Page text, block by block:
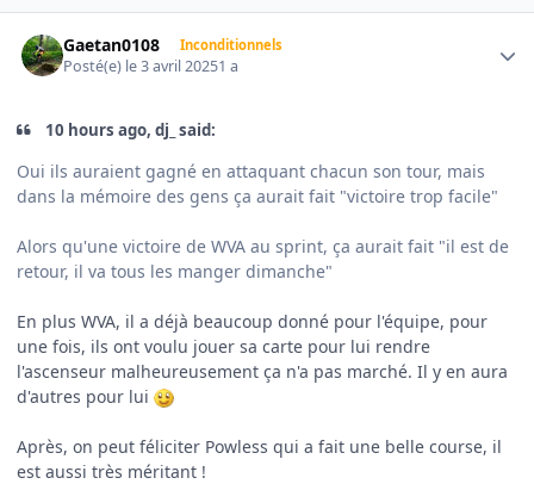
Gaetan0108 Inconditionnels
Posté(e) le 3 avril 20251 a
10 hours ago, dj_ said:
Oui ils auraient gagné en attaquant chacun son tour, mais
dans la mémoire des gens ça aurait fait "victoire trop facile"
Alors qu'une victoire de WVA au sprint, ça aurait fait "il est de
retour, il va tous les manger dimanche"
En plus WVA, il a déjà beaucoup donné pour l'équipe, pour
une fois, ils ont voulu jouer sa carte pour lui rendre
l'ascenseur malheureusement ça n'a pas marché. Il y en aura
d'autres pour lui
Après, on peut féliciter Powless qui a fait une belle course, il
est aussi très méritant !